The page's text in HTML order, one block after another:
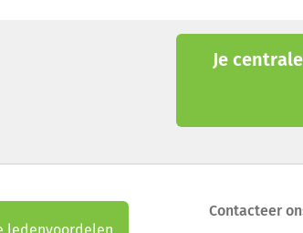
Je
Contacteer